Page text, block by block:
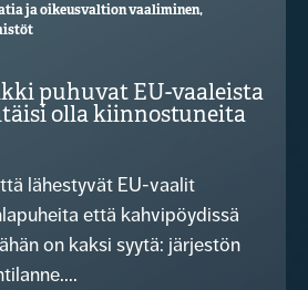
ja oikeusvaltion vaaliminen,
puhuvat EU-vaaleista
olla kiinnostuneita
lähestyvät EU-vaalit
että kahvipöydissä
on kaksi syytä: järjestön